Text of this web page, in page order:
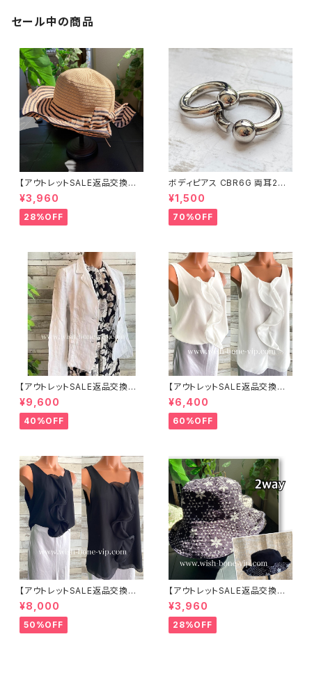
セール中の商品
【アウトレットSALE返品交換不
可8/20まで】つば広サマーハッ
ト・通気性・軽量 ワイヤー入りハ
ット ボーダー＆BIGリボン・女優
帽 UV/紫外線対策 レディースハ
¥3,960
28%OFF
ボディピアス CBR6G 両耳2個
セット 1ボール ネジ式 簡単脱着
サージカルステンレス NY直輸
入
¥1,500
70%OFF
【アウトレットSALE返品交換不
可8/20まで】イタリア製サマー
ジャケット｜Made in ITALY｜
リネン麻 飾りエリ ジャケット/ホ
ワイト
¥9,600
40%OFF
【アウトレットSALE返品交換不
可8/20まで】イタリア製 CASA
DEILUCA ITALY｜前フリル＆B
IGフリルトップス /ホワイト
¥6,400
60%OFF
【アウトレットSALE返品交換不
可8/20まで】イタリア製 CASA
DEILUCA ITALY｜前フリル＆B
IGフリルトップス /ブラック
¥8,000
50%OFF
【アウトレットSALE返品交換不
可8/20まで】ワッフル立体フラワ
ー＆無地 2way リバーシブルハ
ット・ワイヤー入り変形ハット・フ
ラワー帽子【ブラック】
¥3,960
28%OFF